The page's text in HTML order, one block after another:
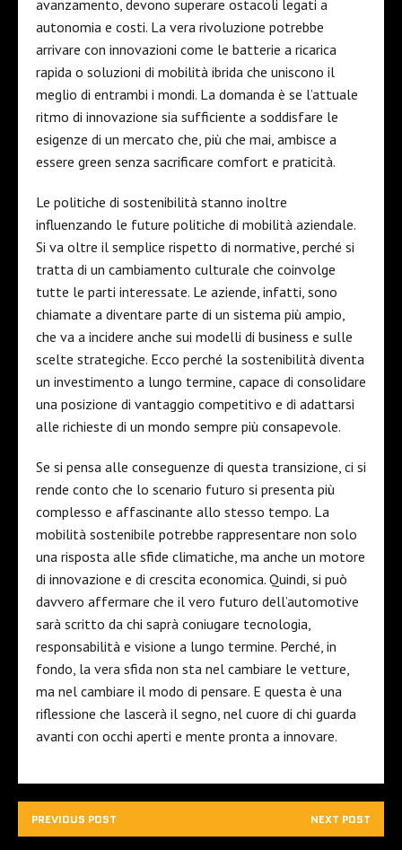
avanzamento, devono superare ostacoli legati a
autonomia e costi. La vera rivoluzione potrebbe
arrivare con innovazioni come le batterie a ricarica
rapida o soluzioni di mobilità ibrida che uniscono il
meglio di entrambi i mondi. La domanda è se l’attuale
ritmo di innovazione sia sufficiente a soddisfare le
esigenze di un mercato che, più che mai, ambisce a
essere green senza sacrificare comfort e praticità.
Le politiche di sostenibilità stanno inoltre
influenzando le future politiche di mobilità aziendale.
Si va oltre il semplice rispetto di normative, perché si
tratta di un cambiamento culturale che coinvolge
tutte le parti interessate. Le aziende, infatti, sono
chiamate a diventare parte di un sistema più ampio,
che va a incidere anche sui modelli di business e sulle
scelte strategiche. Ecco perché la sostenibilità diventa
un investimento a lungo termine, capace di consolidare
una posizione di vantaggio competitivo e di adattarsi
alle richieste di un mondo sempre più consapevole.
Se si pensa alle conseguenze di questa transizione, ci si
rende conto che lo scenario futuro si presenta più
complesso e affascinante allo stesso tempo. La
mobilità sostenibile potrebbe rappresentare non solo
una risposta alle sfide climatiche, ma anche un motore
di innovazione e di crescita economica. Quindi, si può
davvero affermare che il vero futuro dell’automotive
sarà scritto da chi saprà coniugare tecnologia,
responsabilità e visione a lungo termine. Perché, in
fondo, la vera sfida non sta nel cambiare le vetture,
ma nel cambiare il modo di pensare. E questa è una
riflessione che lascerà il segno, nel cuore di chi guarda
avanti con occhi aperti e mente pronta a innovare.
PREVIOUS POST NEXT POST